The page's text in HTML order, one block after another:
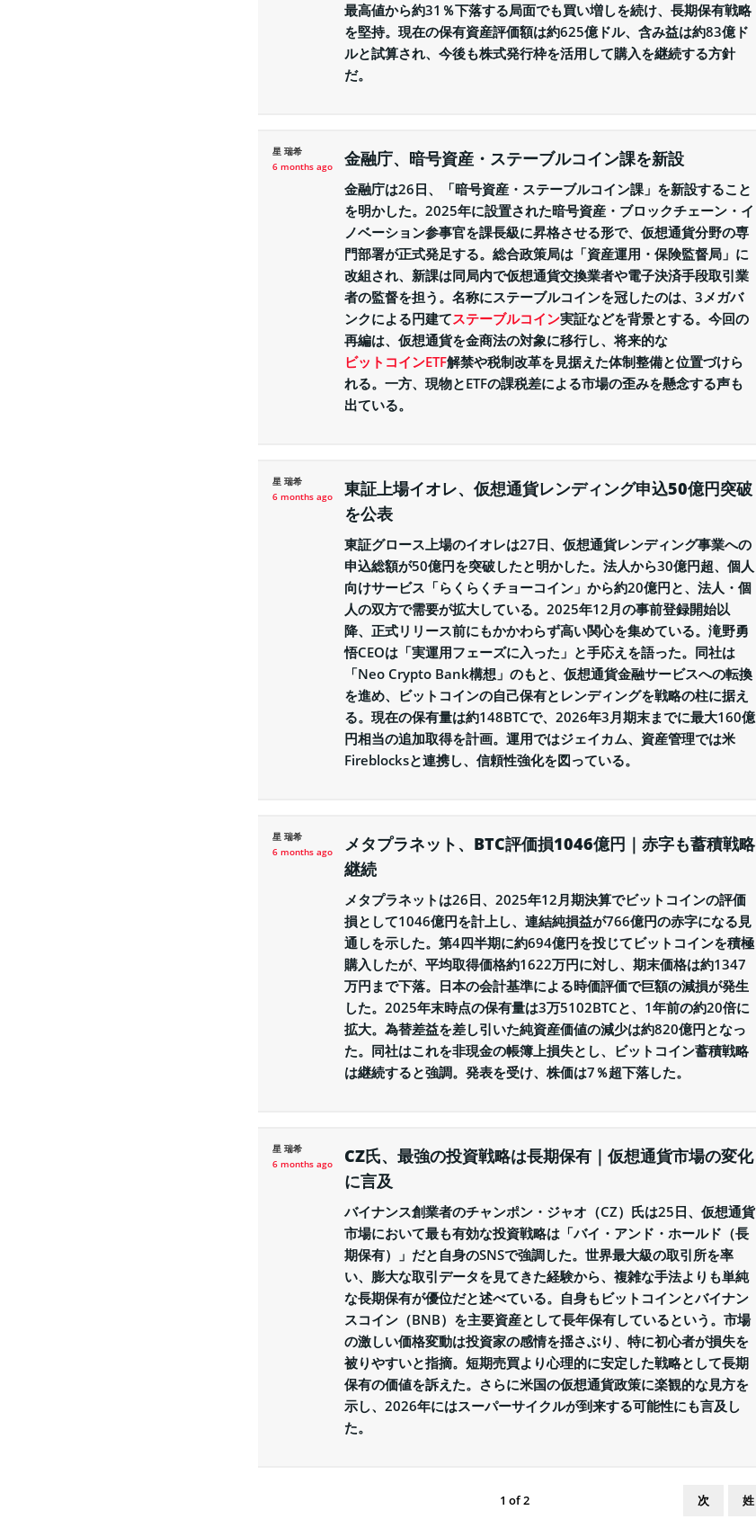
最高値から約31％下落する局面でも買い増しを続け、長期保有戦略
を堅持。現在の保有資産評価額は約625億ドル、含み益は約83億ド
ルと試算され、今後も株式発行枠を活用して購入を継続する方針
だ。
星 瑞希
6 months ago
金融庁、暗号資産・ステーブルコイン課を新設
金融庁は26日、「暗号資産・ステーブルコイン課」を新設すること
を明かした。2025年に設置された暗号資産・ブロックチェーン・イ
ノベーション参事官を課長級に昇格させる形で、仮想通貨分野の専
門部署が正式発足する。総合政策局は「資産運用・保険監督局」に
改組され、新課は同局内で仮想通貨交換業者や電子決済手段取引業
者の監督を担う。名称にステーブルコインを冠したのは、3メガバ
ンクによる円建てステーブルコイン実証などを背景とする。今回の
再編は、仮想通貨を金商法の対象に移行し、将来的な
ビットコインETF解禁や税制改革を見据えた体制整備と位置づけら
れる。一方、現物とETFの課税差による市場の歪みを懸念する声も
出ている。
星 瑞希
6 months ago
東証上場イオレ、仮想通貨レンディング申込50億円突破
を公表
東証グロース上場のイオレは27日、仮想通貨レンディング事業への
申込総額が50億円を突破したと明かした。法人から30億円超、個人
向けサービス「らくらくチョーコイン」から約20億円と、法人・個
人の双方で需要が拡大している。2025年12月の事前登録開始以
降、正式リリース前にもかかわらず高い関心を集めている。滝野勇
悟CEOは「実運用フェーズに入った」と手応えを語った。同社は
「Neo Crypto Bank構想」のもと、仮想通貨金融サービスへの転換
を進め、ビットコインの自己保有とレンディングを戦略の柱に据え
る。現在の保有量は約148BTCで、2026年3月期末までに最大160億
円相当の追加取得を計画。運用ではジェイカム、資産管理では米
Fireblocksと連携し、信頼性強化を図っている。
星 瑞希
6 months ago
メタプラネット、BTC評価損1046億円｜赤字も蓄積戦略
継続
メタプラネットは26日、2025年12月期決算でビットコインの評価
損として1046億円を計上し、連結純損益が766億円の赤字になる見
通しを示した。第4四半期に約694億円を投じてビットコインを積極
購入したが、平均取得価格約1622万円に対し、期末価格は約1347
万円まで下落。日本の会計基準による時価評価で巨額の減損が発生
した。2025年末時点の保有量は3万5102BTCと、1年前の約20倍に
拡大。為替差益を差し引いた純資産価値の減少は約820億円となっ
た。同社はこれを非現金の帳簿上損失とし、ビットコイン蓄積戦略
は継続すると強調。発表を受け、株価は7％超下落した。
星 瑞希
6 months ago
CZ氏、最強の投資戦略は長期保有｜仮想通貨市場の変化
に言及
バイナンス創業者のチャンポン・ジャオ（CZ）氏は25日、仮想通貨
市場において最も有効な投資戦略は「バイ・アンド・ホールド（長
期保有）」だと自身のSNSで強調した。世界最大級の取引所を率
い、膨大な取引データを見てきた経験から、複雑な手法よりも単純
な長期保有が優位だと述べている。自身もビットコインとバイナン
スコイン（BNB）を主要資産として長年保有しているという。市場
の激しい価格変動は投資家の感情を揺さぶり、特に初心者が損失を
被りやすいと指摘。短期売買より心理的に安定した戦略として長期
保有の価値を訴えた。さらに米国の仮想通貨政策に楽観的な見方を
示し、2026年にはスーパーサイクルが到来する可能性にも言及し
た。
1 of2 次 姓